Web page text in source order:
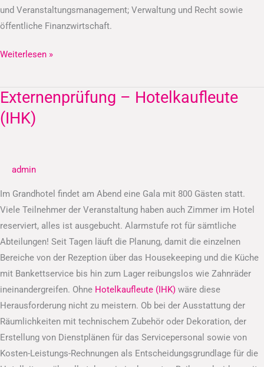
und Veranstaltungsmanagement; Verwaltung und Recht sowie
öffentliche Finanzwirtschaft.
Weiterlesen »
Externenprüfung – Hotelkaufleute
(IHK)
admin
Im Grandhotel findet am Abend eine Gala mit 800 Gästen statt.
Viele Teilnehmer der Veranstaltung haben auch Zimmer im Hotel
reserviert, alles ist ausgebucht. Alarmstufe rot für sämtliche
Abteilungen! Seit Tagen läuft die Planung, damit die einzelnen
Bereiche von der Rezeption über das Housekeeping und die Küche
mit Bankettservice bis hin zum Lager reibungslos wie Zahnräder
ineinandergreifen. Ohne Hotelkaufleute (IHK) wäre diese
Herausforderung nicht zu meistern. Ob bei der Ausstattung der
Räumlichkeiten mit technischem Zubehör oder Dekoration, der
Erstellung von Dienstplänen für das Servicepersonal sowie von
Kosten-Leistungs-Rechnungen als Entscheidungsgrundlage für die
Externenprüfung
–
Hotelkaufleute